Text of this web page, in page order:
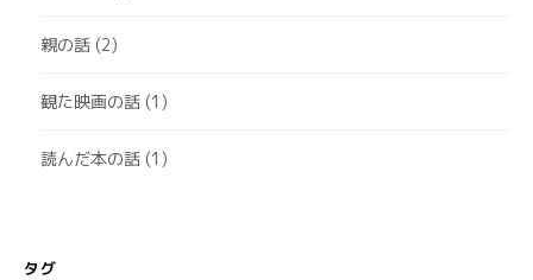
親の話 (2)
観た映画の話 (1)
読んだ本の話 (1)
タグ